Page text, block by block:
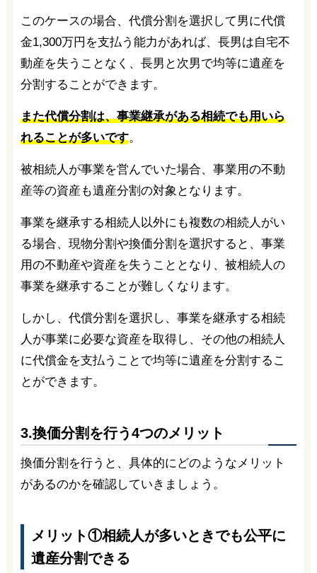
このケースの場合、代償分割を選択して男に代償
金1,300万円を支払う能力があれば、長男は自宅不
動産を失うことなく、長男と次男で均等に遺産を
分割することができます。
また代償分割は、事業継承がある相続でも用いら
れることが多いです。
被相続人が事業を営んでいた場合、事業用の不動
産等の資産も遺産分割の対象となります。
事業を継承する相続人以外にも複数の相続人がい
る場合、現物分割や換価分割を選択すると、事業
用の不動産や資産を失うこととなり、被相続人の
事業を継承することが難しくなります。
しかし、代償分割を選択し、事業を継承する相続
人が事業に必要な資産を取得し、その他の相続人
に代償金を支払うことで均等に遺産を分割するこ
とができます。
3.換価分割を行う4つのメリット
換価分割を行うと、具体的にどのようなメリット
があるのかを確認していきましょう。
メリット①相続人が多いときでも公平に
遺産分割できる